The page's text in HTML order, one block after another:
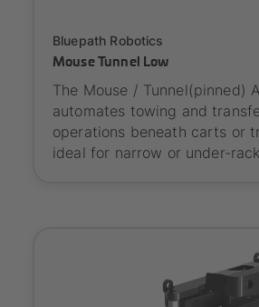
Bluepath Robotics
Mouse Tunnel Low
The Mouse / Tunnel(pinned)
automates towing and
operations beneath carts or
ideal for narrow or under-